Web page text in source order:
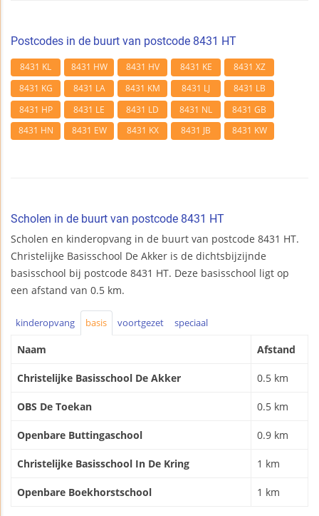
Postcodes in de buurt van postcode 8431 HT
8431 KL 8431 HW 8431 HV 8431 KE
8431 XZ
8431 KG
8431 LA 8431 KM 8431 LJ
8431 LB
8431 HP
8431 LE 8431 LD 8431 NL
8431 GB
8431 HN
8431 EW 8431 KX 8431 JB 8431 KW
Scholen in de buurt van postcode 8431 HT
Scholen en kinderopvang in de buurt van postcode 8431 HT.
Christelijke Basisschool De Akker is de dichtsbijzijnde
basisschool bij postcode 8431 HT. Deze basisschool ligt op
een afstand van 0.5 km.
kinderopvang basis voortgezet speciaal
Naam Afstand
Christelijke Basisschool De Akker 0.5 km
OBS De Toekan 0.5 km
Openbare Buttingaschool 0.9 km
Christelijke Basisschool In De Kring 1 km
Openbare Boekhorstschool 1 km